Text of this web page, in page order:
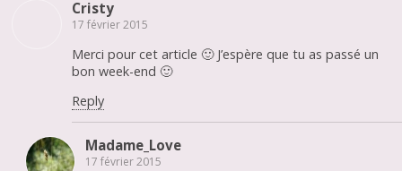
Cristy
17 février 2015
Merci pour cet article 🙂 J’espère que tu as passé un
bon week-end 🙂
Reply
Madame_Love
17 février 2015